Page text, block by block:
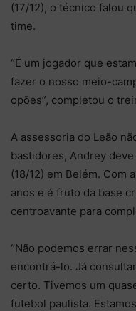
(17/12), o técnico falou
time.
“É um jogador que
fazer o nosso meio-
opões”, completou o
A assessoria do Leão
bastidores, Andrey
(18/12) em Belém. Com
anos e é fruto da base
centroavante para
“Não podemos errar
encontrá-lo. Já
certo. Tivemos um
futebol paulista.